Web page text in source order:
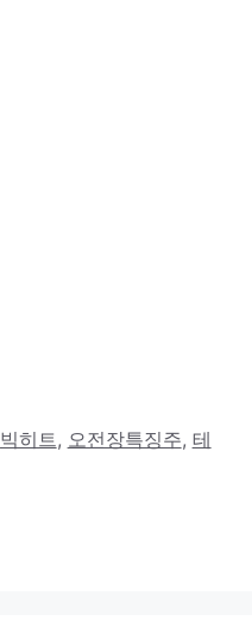
빅히트 , 오전장특징주, 테